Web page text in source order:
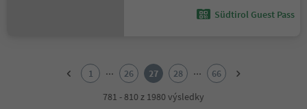
Südtirol Guest Pass
1 ... 26 27 28 ...
66
781 - 810 z 1980 výsledky